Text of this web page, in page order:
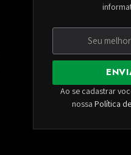
Ao se cadastrar
nossa Política